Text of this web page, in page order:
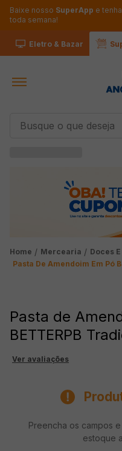
Baixe nosso SuperApp e
toda semana!
Eletro & Bazar
Mercearia Doces
Pasta De Amendoim Em Pó
Pasta de
BETTERPB
Ver avaliações
Preencha os campos
estoque